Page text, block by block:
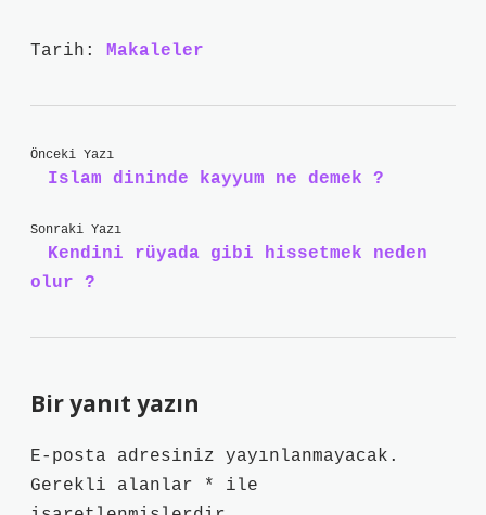
Tarih: Makaleler
Önceki Yazı
Islam dininde kayyum ne demek ?
Sonraki Yazı
Kendini rüyada gibi hissetmek neden
olur ?
Bir yanıt yazın
E-posta adresiniz yayınlanmayacak.
Gerekli alanlar
*
ile